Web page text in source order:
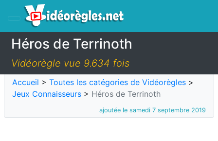
Héros de Terrinoth
Vidéorègle vue 9.634 fois
Accueil > Toutes les catégories de Vidéorègles >
Jeux Connaisseurs > Héros de Terrinoth
ajoutée le samedi 7 septembre 2019